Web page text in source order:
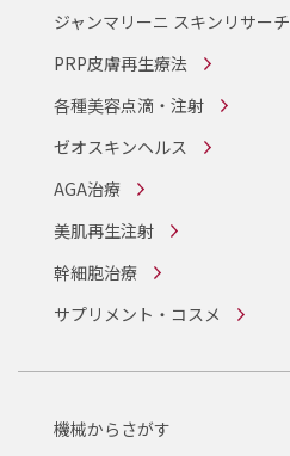
ジャンマリーニ スキンリサーチ
PRP皮膚再生療法
各種美容点滴・注射
ゼオスキンヘルス
AGA治療
美肌再生注射
幹細胞治療
サプリメント・コスメ
機械からさがす